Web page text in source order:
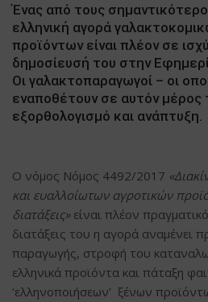
Ένας από τους
ελληνική αγορά
προϊόντων είναι πλέον σε
δημοσίευσή του στην
Οι γαλακτοπαραγωγοί – οι
εναποθέτουν σε αυτόν μέρος
εξορθολογισμό και ανάπτυξη.
Ο νόμος Νόμος 4492/2017
και ευαλλοίωτων αγροτικών
διατάξεις»είναι πλέον
διατάξεις του η αγορά αναμένει
παραγωγής, στροφή του
ελληνικά προϊόντα και πάταξη
‘ελληνοποιήσεων’ ξένων